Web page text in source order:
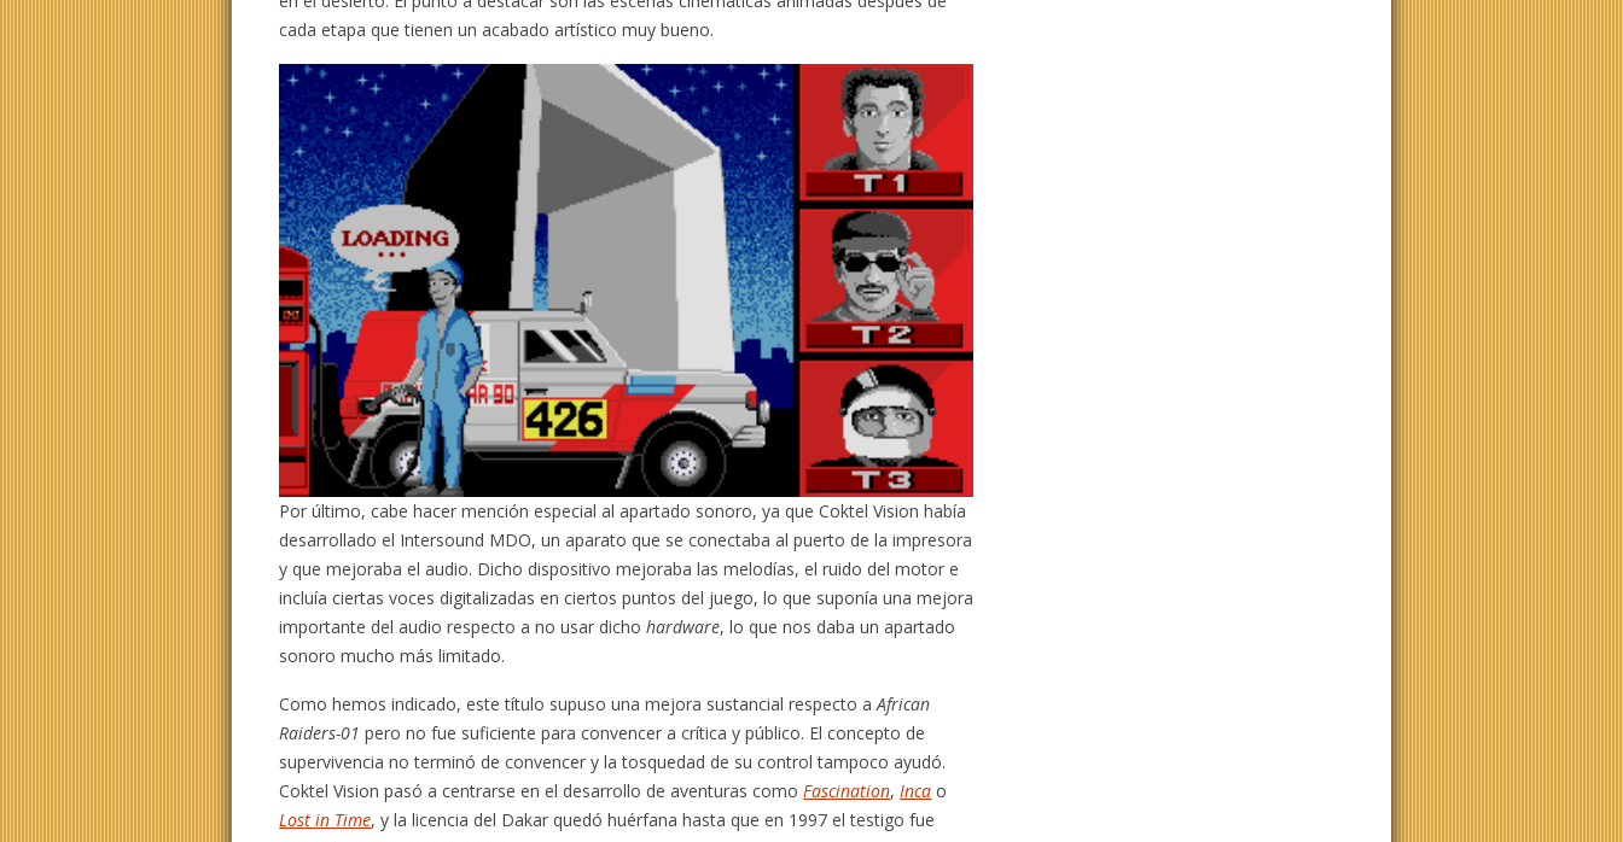
cada etapa que tienen un acabado artístico muy bueno.
Por último, cabe hacer mención especial al apartado sonoro, ya que Coktel Vision había
desarrollado el Intersound MDO, un aparato que se conectaba al puerto de la impresora
y que mejoraba el audio. Dicho dispositivo mejoraba las melodías, el ruido del motor e
incluía ciertas voces digitalizadas en ciertos puntos del juego, lo que suponía una mejora
importante del audio respecto a no usar dichohardware, lo que nos daba un apartado
sonoro mucho más limitado.
Como hemos indicado, este título supuso una mejora sustancial respecto aAfrican
Raiders-01 pero no fue suficiente para convencer a crítica y público. El concepto de
supervivencia no terminó de convencer y la tosquedad de su control tampoco ayudó.
Coktel Vision pasó a centrarse en el desarrollo de aventuras como Fascination, Inca o
Lost in Time, y la licencia del Dakar quedó huérfana hasta que en 1997 el testigo fue